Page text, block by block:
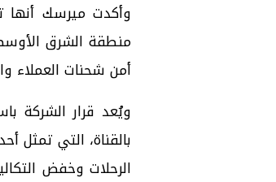
وأكدت ميرسك أنها
منطقة الشرق
أمن شحنات العملاء
ويُعد قرار الشركة
بالقناة، التي تمثل
الرحلات وخفض